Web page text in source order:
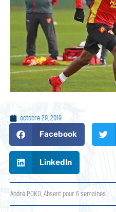
octobre 29, 2019
Facebook
LinkedIn
André POKO, Absent pour 6 semaines.